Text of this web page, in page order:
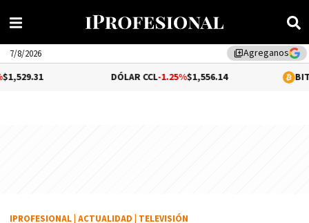
library_addAgreganos
7/8/2026
-1.25%$1,556.14 0.99%
IPROFESIONAL ACTUALIDAD TELEVISIÓN